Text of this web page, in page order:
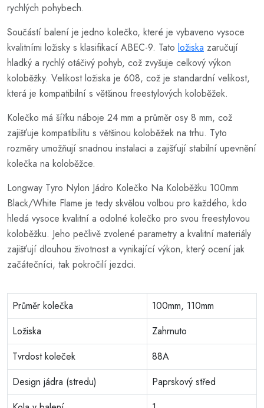
rychlých pohybech.
Součástí balení je jedno kolečko, které je vybaveno vysoce
kvalitními ložisky s klasifikací ABEC-9. Tato ložiska zaručují
hladký a rychlý otáčivý pohyb, což zvyšuje celkový výkon
koloběžky. Velikost ložiska je 608, což je standardní velikost,
která je kompatibilní s většinou freestylových koloběžek.
Kolečko má šířku náboje 24 mm a průměr osy 8 mm, což
zajišťuje kompatibilitu s většinou koloběžek na trhu. Tyto
rozměry umožňují snadnou instalaci a zajišťují stabilní upevnění
kolečka na koloběžce.
Longway Tyro Nylon Jádro Kolečko Na Koloběžku 100mm
Black/White Flame je tedy skvělou volbou pro každého, kdo
hledá vysoce kvalitní a odolné kolečko pro svou freestylovou
koloběžku. Jeho pečlivě zvolené parametry a kvalitní materiály
zajišťují dlouhou životnost a vynikající výkon, který ocení jak
začátečníci, tak pokročilí jezdci.
Průměr kolečka
100mm, 110mm
Ložiska
Zahrnuto
Tvrdost koleček
88A
Design jádra (stredu)
Paprskový střed